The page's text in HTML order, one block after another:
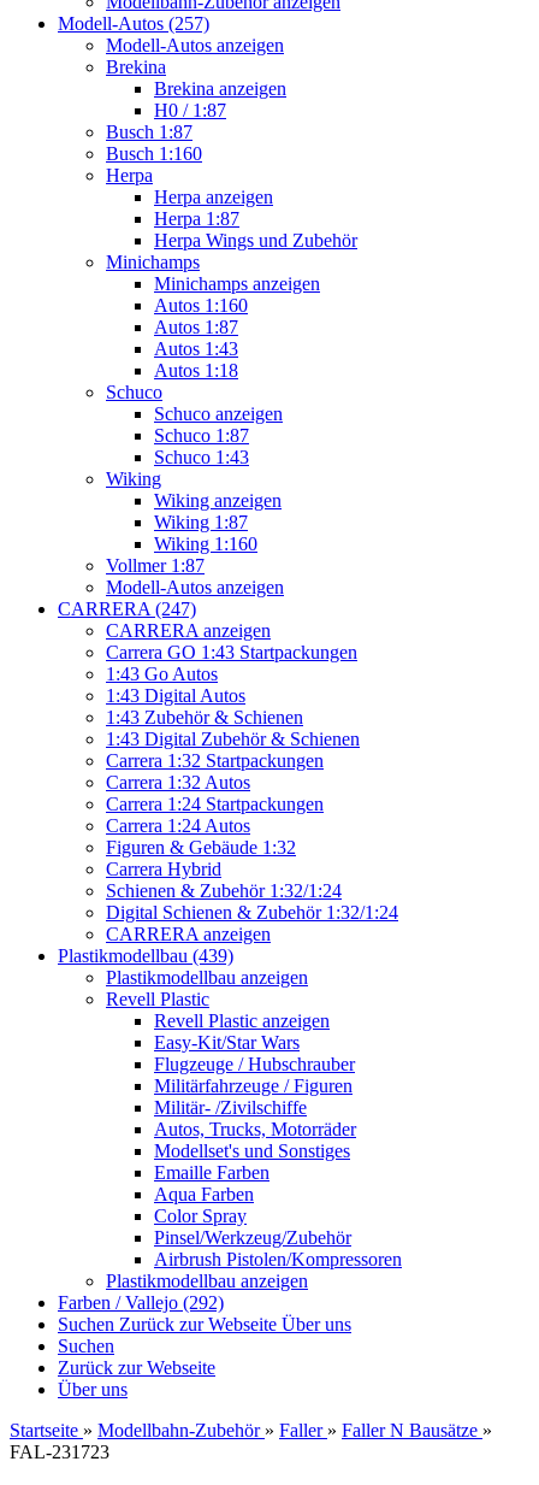
Modell-Autos (257)
Modell-Autos anzeigen
Brekina
Brekina anzeigen
H0 / 1:87
Busch 1:87
Busch 1:160
Herpa
Herpa anzeigen
Herpa 1:87
Herpa Wings und Zubehör
Minichamps
Minichamps anzeigen
Autos 1:160
Autos 1:87
Autos 1:43
Autos 1:18
Schuco
Schuco anzeigen
Schuco 1:87
Schuco 1:43
Wiking
Wiking anzeigen
Wiking 1:87
Wiking 1:160
Vollmer 1:87
Modell-Autos anzeigen
CARRERA (247)
CARRERA anzeigen
Carrera GO 1:43 Startpackungen
1:43 Go Autos
1:43 Digital Autos
1:43 Zubehör & Schienen
1:43 Digital Zubehör & Schienen
Carrera 1:32 Startpackungen
Carrera 1:32 Autos
Carrera 1:24 Startpackungen
Carrera 1:24 Autos
Figuren & Gebäude 1:32
Carrera Hybrid
Schienen & Zubehör 1:32/1:24
Digital Schienen & Zubehör 1:32/1:24
CARRERA anzeigen
Plastikmodellbau (439)
Plastikmodellbau anzeigen
Revell Plastic
Revell Plastic anzeigen
Easy-Kit/Star Wars
Flugzeuge / Hubschrauber
Militärfahrzeuge / Figuren
Militär- /Zivilschiffe
Autos, Trucks, Motorräder
Modellset's und Sonstiges
Emaille Farben
Aqua Farben
Color Spray
Pinsel/Werkzeug/Zubehör
Airbrush Pistolen/Kompressoren
Plastikmodellbau anzeigen
Farben / Vallejo (292)
Suchen Zurück zur Webseite Über uns
Suchen
Zurück zur Webseite
Über uns
Startseite » Modellbahn-Zubehör » Faller » Faller N Bausätze »
FAL-231723